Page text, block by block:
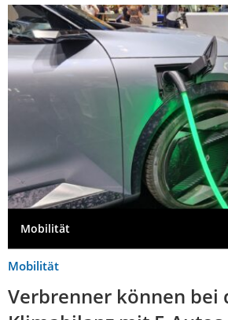
Mobilität
Mobilität
Verbrenner können bei